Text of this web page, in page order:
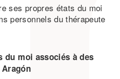
ses propres états du moi
personnels du thérapeute
du moi associés à des
Aragón